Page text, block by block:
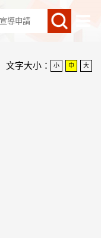
網站導覽
文字大小： 小 中 大